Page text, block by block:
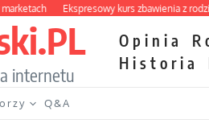
Ekspresowy kurs zbawienia z rodzinną
internetu
Opinia
Historia
Q&A